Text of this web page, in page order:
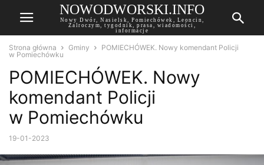
NOWODWORSKI.INFO
Nowy Dwór, Nasielsk, Pomiechówek, Leoncin,
Zalroczym, tygodnik, prasa, wiadomości,
informacje
Strona główna Gminy
POMIECHÓWEK. Nowy komendant Policji
w Pomiechówku
POMIECHÓWEK. Nowy
komendant Policji
w Pomiechówku
19-01-2023